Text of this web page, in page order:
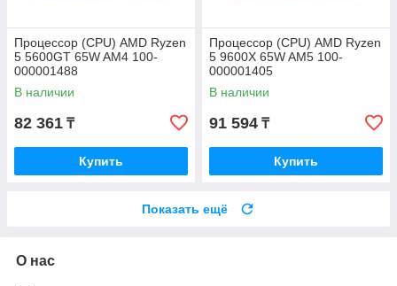
Процессор (CPU) AMD Ryzen
5 5600GT 65W AM4 100-
000001488
В наличии
82 361 ₸
Купить
Процессор (CPU) AMD Ryzen
5 9600X 65W AM5 100-
000001405
В наличии
91 594 ₸
Купить
Показать ещё
О нас